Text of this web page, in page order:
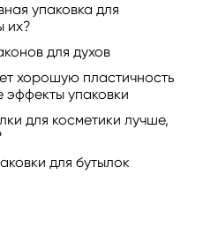
упаковка для
их?
для духов
хорошую пластичность
эффекты упаковки
для косметики лучше,
для бутылок